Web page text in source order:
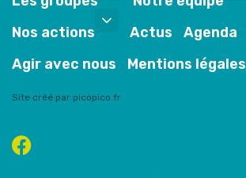
Nos actions
Actus Agenda
Agir avec nous
Mentions légales
Site créé par picopico.fr